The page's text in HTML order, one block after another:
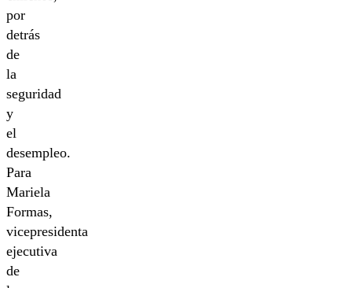
por
detrás
de
la
seguridad
y
el
desempleo.
Para
Mariela
Formas,
vicepresidenta
ejecutiva
de